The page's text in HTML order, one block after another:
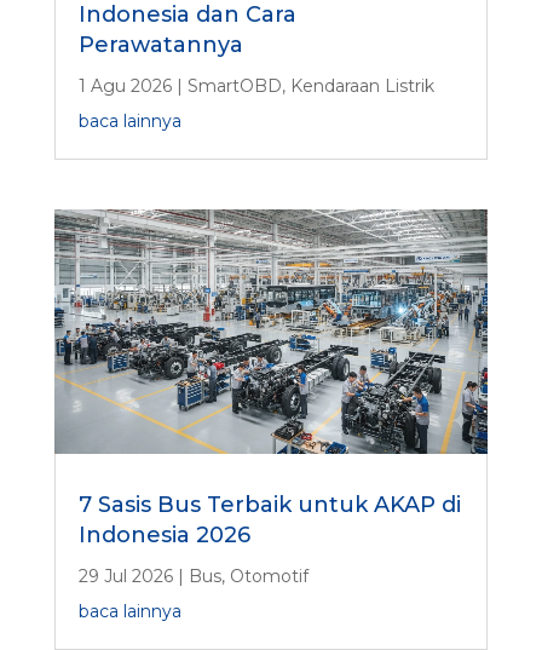
Indonesia dan Cara
Perawatannya
1 Agu 2026| SmartOBD, Kendaraan Listrik
baca lainnya
7 Sasis Bus Terbaik untuk AKAP di
Indonesia 2026
29 Jul 2026| Bus, Otomotif
baca lainnya